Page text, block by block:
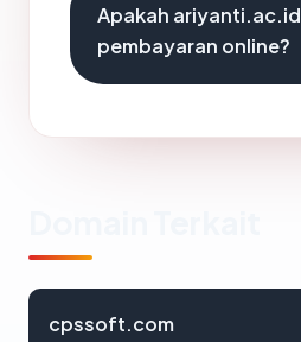
Apakah
pembayaran online?
cpssoft.com